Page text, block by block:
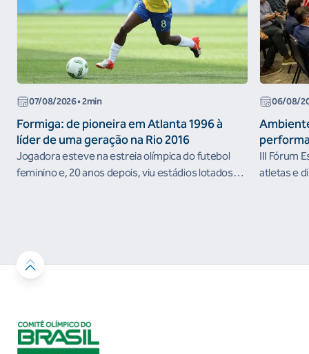
07/08/2026• 2min
Formiga: de pioneira em Atlanta 1996 à
líder de uma geração na Rio 2016
Jogadora esteve na estreia olímpica do futebol
feminino e, 20 anos depois, viu estádios lotados
06/08/
III Fórum
atletas e